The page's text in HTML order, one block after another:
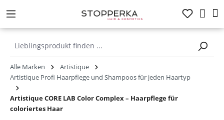
springen
Alle Marken
Artistique
Artistique Profi Haarpflege und Shampoos für jeden Haartyp
Artistique CORE LAB Color Complex – Haarpflege für
coloriertes Haar